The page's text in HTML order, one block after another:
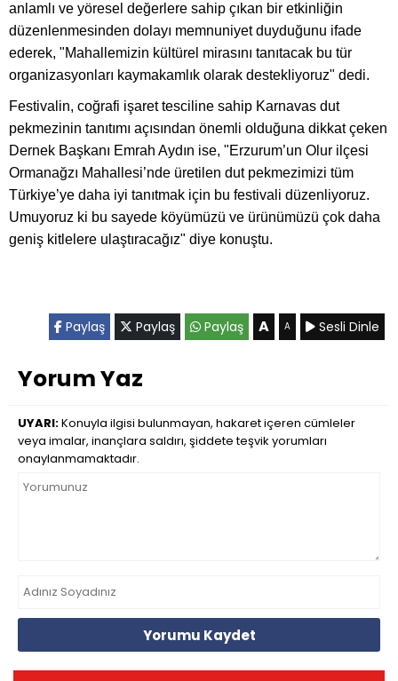
anlamlı ve yöresel değerlere sahip çıkan bir etkinliğin
düzenlenmesinden dolayı memnuniyet duyduğunu ifade
ederek, "Mahallemizin kültürel mirasını tanıtacak bu tür
organizasyonları kaymakamlık olarak destekliyoruz" dedi.
Festivalin, coğrafi işaret tesciline sahip Karnavas dut
pekmezinin tanıtımı açısından önemli olduğuna dikkat çeken
Dernek Başkanı Emrah Aydın ise, "Erzurum’un Olur ilçesi
Ormanağzı Mahallesi’nde üretilen dut pekmezimizi tüm
Türkiye’ye daha iyi tanıtmak için bu festivali düzenliyoruz.
Umuyoruz ki bu sayede köyümüzü ve ürünümüzü çok daha
geniş kitlelere ulaştıracağız" diye konuştu.
Paylaş Paylaş Paylaş A A Sesli Dinle
Yorum Yaz
UYARI:Konuyla ilgisi bulunmayan, hakaret içeren cümleler
veya imalar, inançlara saldırı, şiddete teşvik yorumları
onaylanmamaktadır.
Yorumu Kaydet